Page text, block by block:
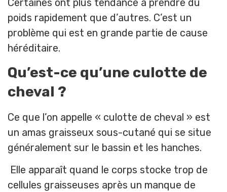
Certaines ont plus tendance à prendre du
poids rapidement que d’autres. C’est un
problème qui est en grande partie de cause
héréditaire.
Qu’est-ce qu’une culotte de
cheval ?
Ce que l’on appelle « culotte de cheval » est
un amas graisseux sous-cutané qui se situe
généralement sur le bassin et les hanches.
Elle apparaît quand le corps stocke trop de
cellules graisseuses après un manque de